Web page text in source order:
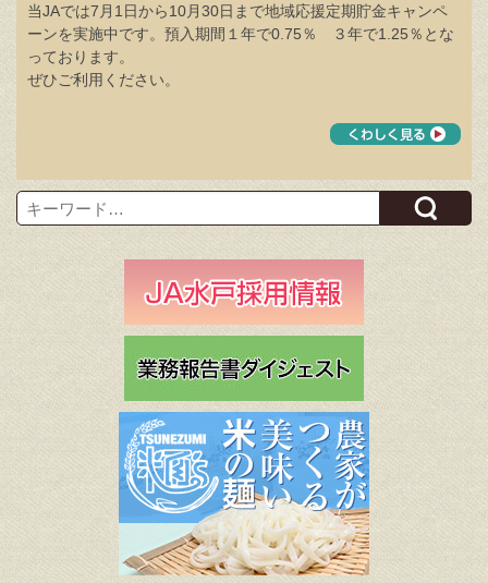
当JAでは7月1日から10月30日まで地域応援定期貯金キャンペ
ーンを実施中です。預入期間１年で0.75％ ３年で1.25％とな
っております。
ぜひご利用ください。
Search